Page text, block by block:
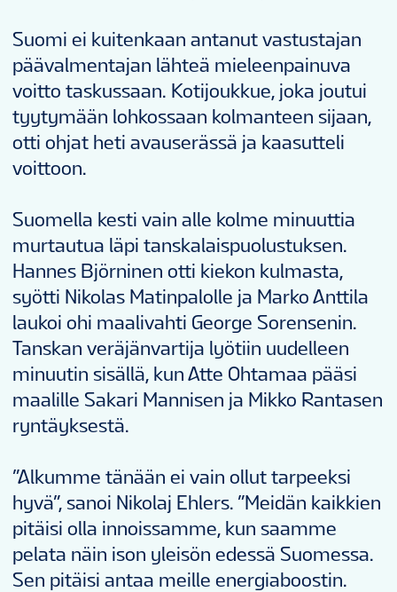
Suomi ei kuitenkaan antanut vastustajan
päävalmentajan lähteä mieleenpainuva
voitto taskussaan. Kotijoukkue, joka joutui
tyytymään lohkossaan kolmanteen sijaan,
otti ohjat heti avauserässä ja kaasutteli
voittoon.
Suomella kesti vain alle kolme minuuttia
murtautua läpi tanskalaispuolustuksen.
Hannes Björninen otti kiekon kulmasta,
syötti Nikolas Matinpalolle ja Marko Anttila
laukoi ohi maalivahti George Sorensenin.
Tanskan veräjänvartija lyötiin uudelleen
minuutin sisällä, kun Atte Ohtamaa pääsi
maalille Sakari Mannisen ja Mikko Rantasen
ryntäyksestä.
”Alkumme tänään ei vain ollut tarpeeksi
hyvä”, sanoi Nikolaj Ehlers. ”Meidän kaikkien
pitäisi olla innoissamme, kun saamme
pelata näin ison yleisön edessä Suomessa.
Sen pitäisi antaa meille energiaboostin.